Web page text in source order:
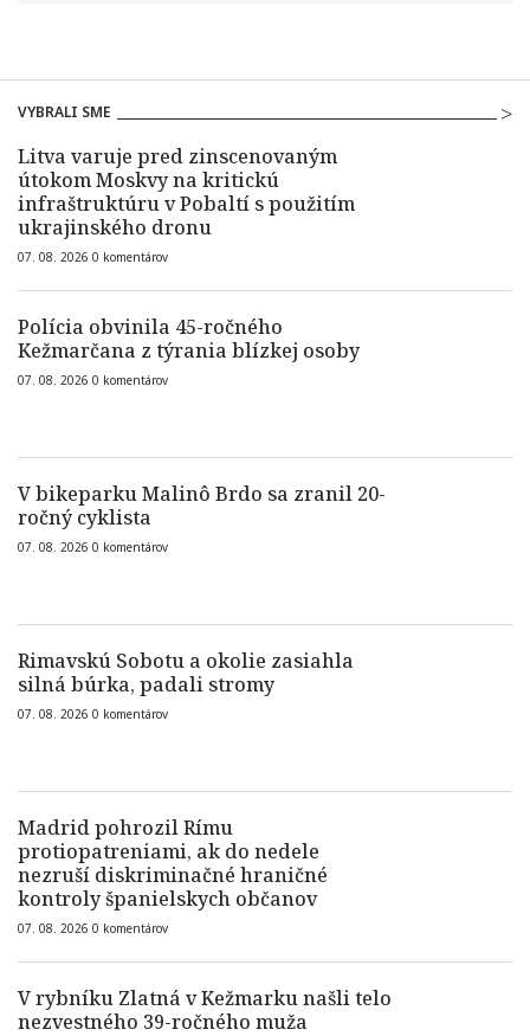
VYBRALI SME
Litva varuje pred zinscenovaným
útokom Moskvy na kritickú
infraštruktúru v Pobaltí s použitím
ukrajinského dronu
07. 08. 2026 0 komentárov
Polícia obvinila 45-ročného
Kežmarčana z týrania blízkej osoby
07. 08. 2026 0 komentárov
V bikeparku Malinô Brdo sa zranil 20-
ročný cyklista
07. 08. 2026 0 komentárov
Rimavskú Sobotu a okolie zasiahla
silná búrka, padali stromy
07. 08. 2026 0 komentárov
Madrid pohrozil Rímu
protiopatreniami, ak do nedele
nezruší diskriminačné hraničné
kontroly španielskych občanov
07. 08. 2026 0 komentárov
V rybníku Zlatná v Kežmarku našli telo
nezvestného 39-ročného muža